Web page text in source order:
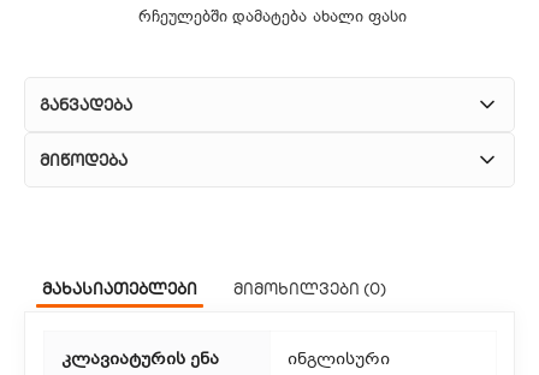
რჩეულებში დამატება ახალი ფასი
განვადება
მიწოდება
თბილისის მასშტაბით.
მახასიათებლები მიმოხილვები (0)
კლავიატურის ენა ინგლისური